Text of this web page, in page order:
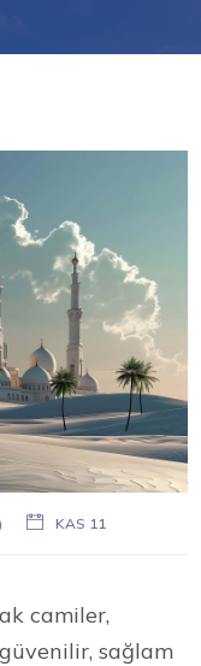
KAS 11
camiler,
sağlam